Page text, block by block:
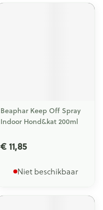
Beaphar Keep Off Spray
Indoor Hond&kat 200ml
€ 11,85
Niet beschikbaar